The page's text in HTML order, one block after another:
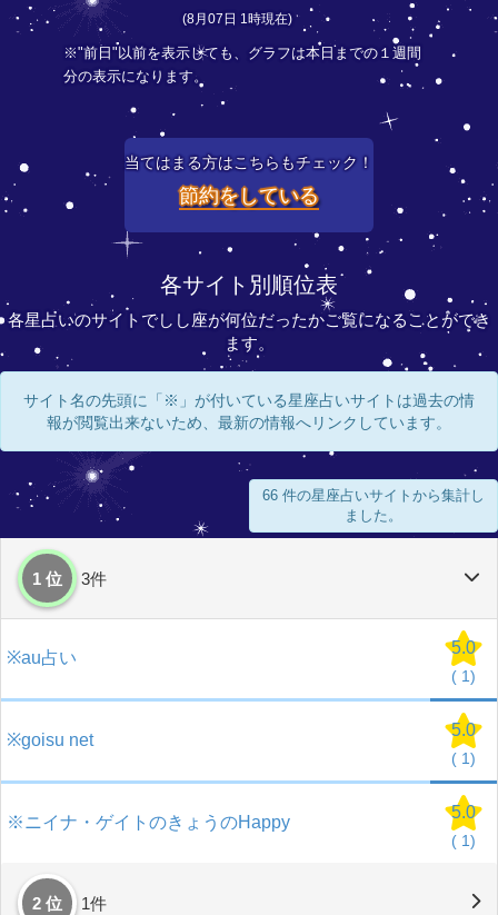
(8月07日 1時現在)
※"前日"以前を表示しても、グラフは本日までの１週間
分の表示になります。
当てはまる方はこちらもチェック！
節約をしている
各サイト別順位表
各星占いのサイトでしし座が何位だったかご覧になることができ
ます。
サイト名の先頭に「※」が付いている星座占いサイトは過去の情
報が閲覧出来ないため、最新の情報へリンクしています。
66 件の星座占いサイトから集計し
ました。
1 位 3件
※au占い
5.0
( 1)
※goisu net
5.0
( 1)
※ニイナ・ゲイトのきょうのHappy
5.0
( 1)
2 位 1件